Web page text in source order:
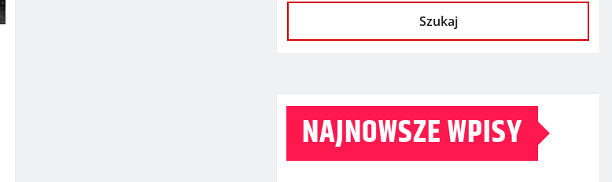
Szukaj
NAJNOWSZE WPISY